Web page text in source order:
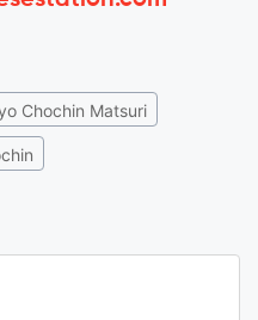
Chochin Matsuri